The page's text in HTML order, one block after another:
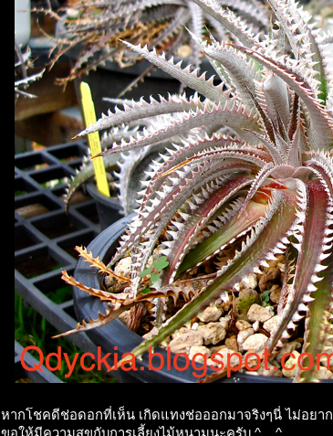
หากโชคดีช่อดอกที่เห็น เกิดแทงช่อออกมาจริงๆนี่ ไม่อยา
ขอให้มีความสุขกับการเลี้ยงไม้หนามนะครับ ^__^